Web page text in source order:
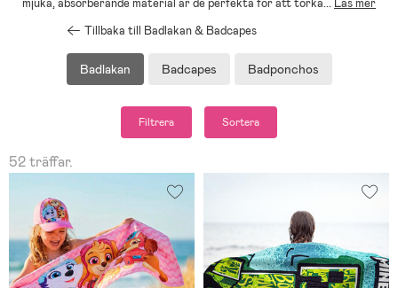
mjuka, absorberande material är de perfekta för att torka... Läs mer
Tillbaka till Badlakan & Badcapes
Badlakan Badcapes Badponchos
Filtrera Sortera
52 träffar.